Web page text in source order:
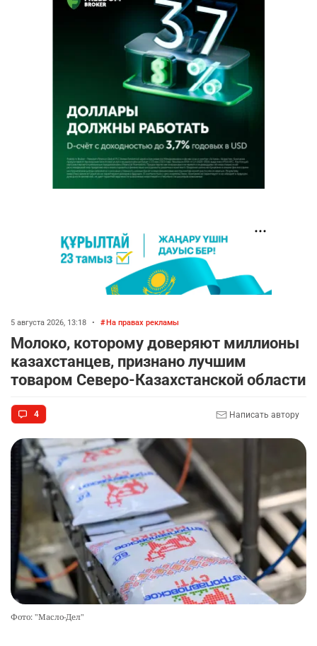
5 августа 2026, 13:18 • На правах рекламы
Молоко, которому доверяют миллионы
казахстанцев, признано лучшим
товаром Северо-Казахстанской области
4 Написать автору
Фото: "Масло-Дел"